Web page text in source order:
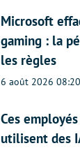
Microsoft
gaming : la
les règles
6 août 2026 08:20
Ces
utilisent des